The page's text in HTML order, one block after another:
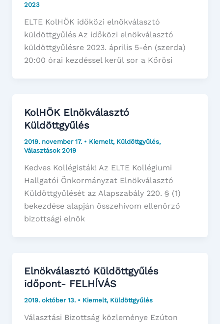
2023
ELTE KolHÖK időközi elnökválasztó
küldöttgyűlés Az időközi elnökválasztó
küldöttgyűlésre 2023. április 5-én (szerda)
20:00 órai kezdéssel kerül sor a Kőrösi
KolHÖK Elnökválasztó
Küldöttgyűlés
2019. november 17. • Kiemelt, Küldöttgyűlés,
Választások 2019
Kedves Kollégisták! Az ELTE Kollégiumi
Hallgatói Önkormányzat Elnökválasztó
Küldöttgyűlését az Alapszabály 220. § (1)
bekezdése alapján összehívom ellenőrző
bizottsági elnök
Elnökválasztó Küldöttgyűlés
időpont- FELHÍVÁS
2019. október 13. • Kiemelt, Küldöttgyűlés
Választási Bizottság közleménye Ezúton